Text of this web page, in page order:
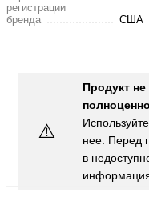
регистрации
бренда
США
⚠️
Продукт
нее. Перед
в
информация